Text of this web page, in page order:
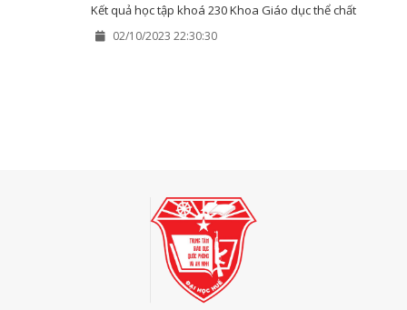
Kết quả học tập khoá 230 Khoa Giáo dục thể chất
02/10/2023 22:30:30